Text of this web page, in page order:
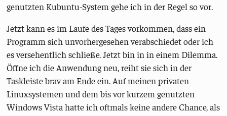
genutzten Kubuntu-System gehe ich in der Regel so vor.
Jetzt kann es im Laufe des Tages vorkommen, dass ein
Programm sich unvorhergesehen verabschiedet oder ich
es versehentlich schließe. Jetzt bin in in einem Dilemma.
Öffne ich die Anwendung neu, reiht sie sich in der
Taskleiste brav am Ende ein. Auf meinen privaten
Linuxsystemen und dem bis vor kurzem genutzten
Windows Vista hatte ich oftmals keine andere Chance, als